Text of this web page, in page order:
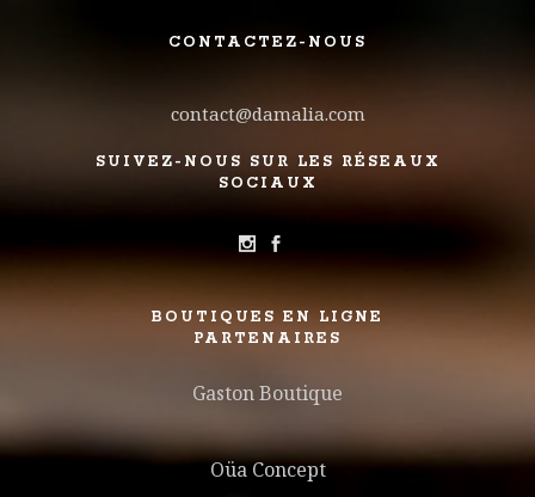
CONTACTEZ-NOUS
contact@damalia.com
SUIVEZ-NOUS SUR LES RÉSEAUX
SOCIAUX
BOUTIQUES EN LIGNE
PARTENAIRES
Gaston Boutique
Oüa Concept